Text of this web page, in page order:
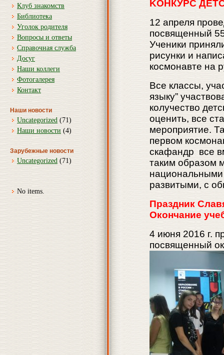
Клуб знакомств
Библиотека
Уголок родителя
Вопросы и ответы
Справочная служба
Досуг
Наши коллеги
Фотогалерея
Контакт
Наши новости
Uncategorized (71)
Наши новости (4)
Зарубежные новости
Uncategorized (71)
No items.
KOНКУРС
12 aпреля
посвященный
Ученики
рисунки и
космонавте на
Все классы,
языку”
колучество
оценить, все
мероприятие.
первом
скафандр все
таким образом
национальными
развитыми, с
Праздник
Окончание
4 июня 2016 г.
посвященный